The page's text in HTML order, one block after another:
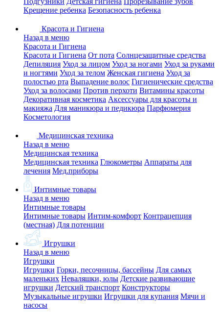
Крещение ребенка Безопасность ребенка
Красота и Гигиена
Назад в меню
Красота и Гигиена
Красота и Гигиена От пота Солнцезащитные средства
Депиляция Уход за лицом Уход за ногами Уход за руками
и ногтями Уход за телом Женская гигиена Уход за
полостью рта Выпадение волос Гигиенические средства
Уход за волосами Против перхоти Витамины красоты
Декоративная косметика Аксессуары для красоты и
макияжа Для маникюра и педикюра Парфюмерия
Косметология
Медицинская техника
Назад в меню
Медицинская техника
Медицинская техника Глюкометры Аппараты для
лечения Мед.приборы
Интимные товары
Назад в меню
Интимные товары
Интимные товары Интим-комфорт Контрацепция
(местная) Для потенции
Игрушки
Назад в меню
Игрушки
Игрушки Горки, песочницы, бассейны Для самых
маленьких Неваляшки, юлы Детские развивающие
игрушки Детский транспорт Конструкторы
Музыкальные игрушки Игрушки для купания Мячи и
насосы